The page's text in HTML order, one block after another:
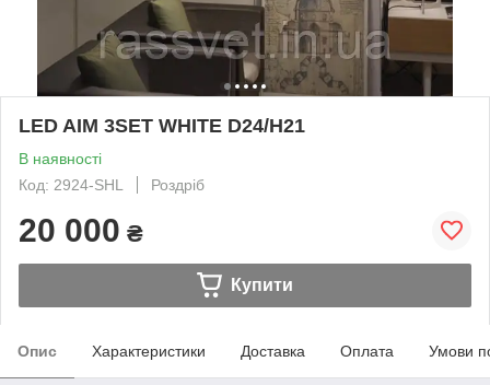
LED AIM 3SET WHITE D24/H21
В наявності
Код: 2924-SHL
Роздріб
20 000 ₴
Купити
Опис Характеристики Доставка Оплата Умови